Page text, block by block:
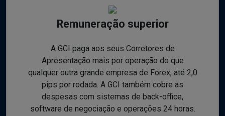
Remuneração superior
A GCI paga aos seus Corretores de
Apresentação mais por operação do que
qualquer outra grande empresa de Forex, até 2,0
pips por rodada. A GCI também cobre as
despesas com sistemas de back-office,
software de negociação e operações 24 horas.